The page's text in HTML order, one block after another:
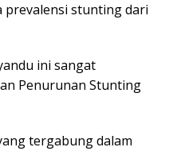
prevalensi stunting dari
ini sangat
Penurunan Stunting
tergabung dalam